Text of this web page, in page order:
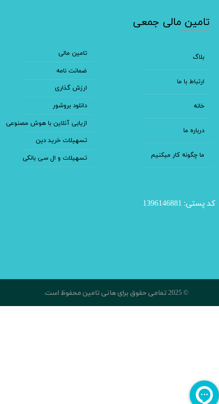
© 2025 تمامی حقوق برای هانی تامین محفوظ است​​​​​​​.
​تامین مالی جمعی
بلاگ
ارتباط با ما
خانه
درباره ما
ما چگونه کار میکنیم
تامین مالی
ضمانت نامه
ارزش گذاری
دانلود بروشور
ازیابی آنلاین با هوش مصنوعی
تسهیلات خرید دین
تسهیلات و ال سی بانکی
کد پستی: 1396146881